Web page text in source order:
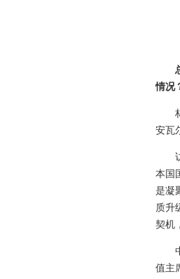
情况
安瓦
本国
是凝
质升
契机
值主